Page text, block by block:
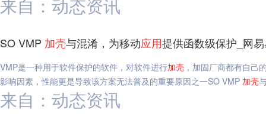
来自：动态资讯
SO VMP 加壳与混淆，为移动应用提供函数级保护_网
VMP是一种用于软件保护的软件，对软件进行加壳 ，加固厂商都有自己
影响因素，性能更是导致该方案无法普及的重要原因之一SO VMP 加壳
来自：动态资讯